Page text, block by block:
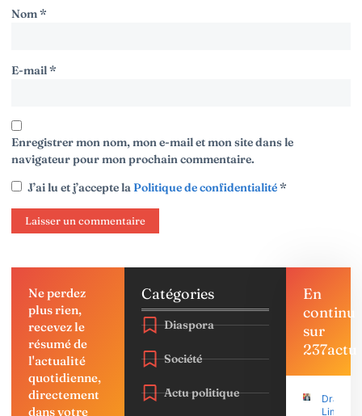
Nom*
E-mail*
Enregistrer mon nom, mon e-mail et mon site dans le
navigateur pour mon prochain commentaire.
J’ai lu et j’accepte laPolitique de confidentialité*
Ne perdez
plus rien,
recevez le
résumé de
l'actualité
quotidienne,
directement
dans votre
Catégories
Diaspora
Société
Actu politique
En
continu
sur
237actu
Drame à
Limbé :